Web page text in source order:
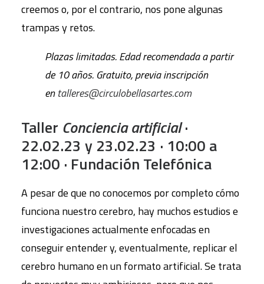
creemos o, por el contrario, nos pone algunas
trampas y retos.
Plazas limitadas. Edad recomendada a partir
de 10 años. Gratuito, previa inscripción
entalleres@circulobellasartes.com
Taller Conciencia artificial·
22.02.23 y 23.02.23 · 10:00 a
12:00 · Fundación Telefónica
A pesar de que no conocemos por completo cómo
funciona nuestro cerebro, hay muchos estudios e
investigaciones actualmente enfocadas en
conseguir entender y, eventualmente, replicar el
cerebro humano en un formato artificial. Se trata